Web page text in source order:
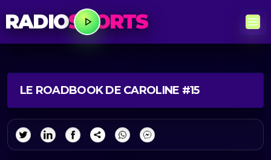
RADIOSPORTS
LE ROADBOOK DE CAROLINE #15